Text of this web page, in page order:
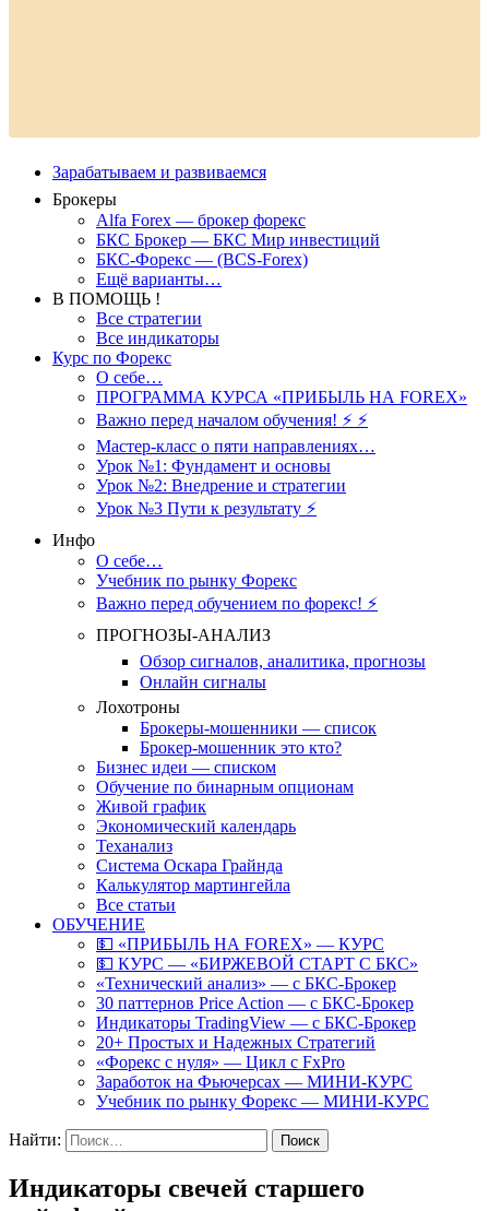
Зарабатываем и развиваемся
Брокеры
Alfa Forex — брокер форекс
БКС Брокер — БКС Мир инвестиций
БКС-Форекс — (BCS-Forex)
Ещё варианты…
В ПОМОЩЬ !
Все стратегии
Все индикаторы
Курс по Форекс
О себе…
ПРОГРАММА КУРСА «ПРИБЫЛЬ НА FOREX»
Важно перед началом обучения! ⚡ ⚡
Мастер-класс о пяти направлениях…
Урок №1: Фундамент и основы
Урок №2: Внедрение и стратегии
Урок №3 Пути к результату ⚡️
Инфо
О себе…
Учебник по рынку Форекс
Важно перед обучением по форекс! ⚡
ПРОГНОЗЫ-АНАЛИЗ
Обзор сигналов, аналитика, прогнозы
Онлайн сигналы
Лохотроны
Брокеры-мошенники — список
Брокер-мошенник это кто?
Бизнес идеи — списком
Обучение по бинарным опционам
Живой график
Экономический календарь
Теханализ
Система Оскара Грайнда
Калькулятор мартингейла
Все статьи
ОБУЧЕНИЕ
💵 «ПРИБЫЛЬ НА FOREX» — КУРС
💵 КУРС — «БИРЖЕВОЙ СТАРТ С БКС»
«Технический анализ» — с БКС-Брокер
30 паттернов Price Action — с БКС-Брокер
Индикаторы TradingView — с БКС-Брокер
20+ Простых и Надежных Стратегий
«Форекс с нуля» — Цикл с FxPro
Заработок на Фьючерсах — МИНИ-КУРС
Учебник по рынку Форекс — МИНИ-КУРС
Найти:
Индикаторы свечей старшего